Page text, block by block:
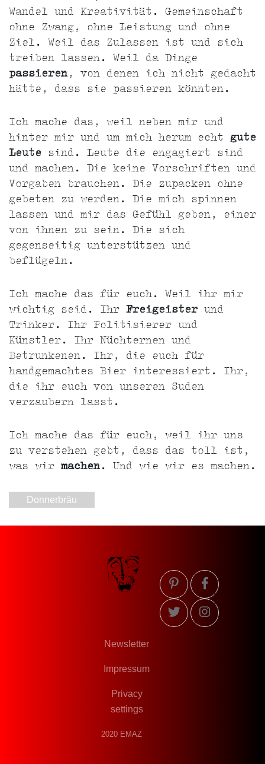
Wandel und Kreativität. Gemeinschaft
ohne Zwang, ohne Leistung und ohne
Ziel. Weil das Zulassen ist und sich
treiben lassen. Weil da Dinge
passieren, von denen ich nicht gedacht
hätte, dass sie passieren könnten.
Ich mache das, weil neben mir und
hinter mir und um mich herum echt gute
Leute sind. Leute die engagiert sind
und machen. Die keine Vorschriften und
Vorgaben brauchen. Die zupacken ohne
gebeten zu werden. Die mich spinnen
lassen und mir das Gefühl geben, einer
von ihnen zu sein. Die sich
gegenseitig unterstützen und
beflügeln.
Ich mache das für euch. Weil ihr mir
wichtig seid. Ihr Freigeisterund
Trinker. Ihr Politisierer und
Künstler. Ihr Nüchternen und
Betrunkenen. Ihr, die euch für
handgemachtes Bier interessiert. Ihr,
die ihr euch von unseren Suden
verzaubern lasst.
Ich mache das für euch, weil ihr uns
zu verstehen gebt, dass das toll ist,
was wir machen. Und wie wir es machen.
Donnerbräu
Newsletter
Impressum
Privacy
settings
2020 EMAZ